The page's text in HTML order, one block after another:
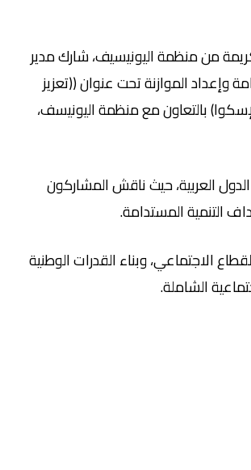
كريمة من منظمة اليونيسيف، شارك مدير
وإعداد الموازنة تحت عنوان ((تعزيز
بالتعاون مع منظمة اليونيسف،
العربية، حيث ناقش المشاركون
التنمية المستدامة.
الاجتماعي، وبناء القدرات الوطنية
الشاملة.